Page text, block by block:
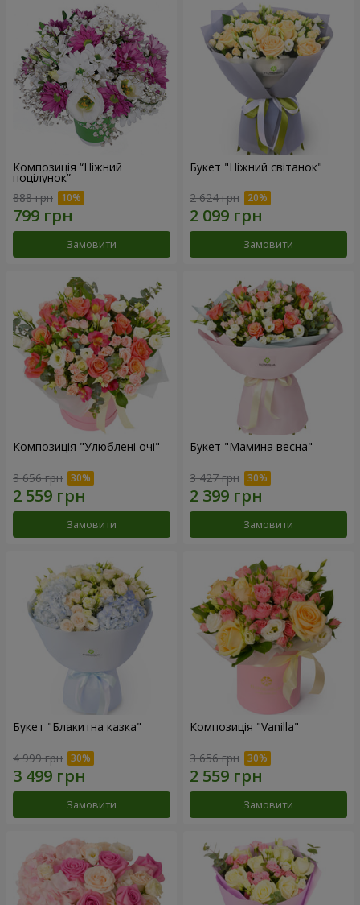
Композиція “Ніжний
поцілунок”
888 грн
Замовити
Букет "Ніжний світанок"
2 624 грн
Замовити
Композиція "Улюблені очі"
3 656 грн
Замовити
Букет "Мамина весна"
3 427 грн
Замовити
Букет "Блакитна казка"
4 999 грн
Замовити
Композиція "Vanilla"
3 656 грн
Замовити